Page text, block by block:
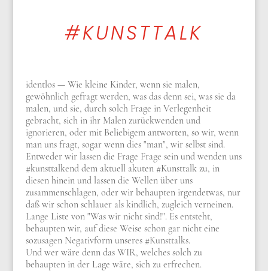
#KUNSTTALK
identlos — Wie kleine Kinder, wenn sie malen,
gewöhnlich gefragt werden, was das denn sei, was sie da
malen, und sie, durch solch Frage in Verlegenheit
gebracht, sich in ihr Malen zurückwenden und
ignorieren, oder mit Beliebigem antworten, so wir, wenn
man uns fragt, sogar wenn dies "man", wir selbst sind.
Entweder wir lassen die Frage Frage sein und wenden uns
#kunsttalkend dem aktuell akuten #Kunsttalk zu, in
diesen hinein und lassen die Wellen über uns
zusammenschlagen, oder wir behaupten irgendetwas, nur
daß wir schon schlauer als kindlich, zugleich verneinen.
Lange Liste von "Was wir nicht sind!". Es entsteht,
behaupten wir, auf diese Weise schon gar nicht eine
sozusagen Negativform unseres #Kunsttalks.
Und wer wäre denn das WIR, welches solch zu
behaupten in der Lage wäre, sich zu erfrechen.